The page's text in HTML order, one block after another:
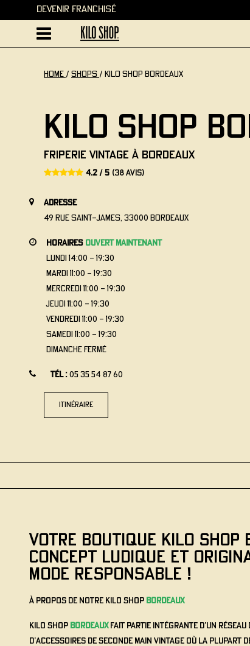
Devenir Franchisé
home / Shops / Kilo Shop Bordeaux
Kilo Shop
Friperie vintage à Bordeaux
4.2 / 5 (38 avis)
adresse
49 Rue Saint-James, 33000 Bordeaux
horaires ouvert maintenant
lundi 14:00 - 19:30
mardi 11:00 - 19:30
mercredi 11:00 - 19:30
jeudi 11:00 - 19:30
vendredi 11:00 - 19:30
samedi 11:00 - 19:30
dimanche Fermé
Tél : 05 35 54 87 60
itinéraire
VOTRE BOUTIQUE KILO
CONCEPT LUDIQUE ET
MODE RESPONSABLE !
À propos de notre Kilo Shop Bordeaux
Kilo Shop Bordeauxfait partie intégrante d’un réseau
d’accessoires de seconde main vintage où la plupart